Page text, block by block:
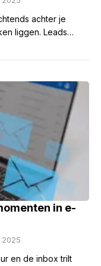
achter je
liggen. Leads
in e-
2025
en de inbox trilt